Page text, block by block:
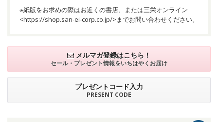
※紙版をお求めの際はお近くの書店、または三栄オンライン
<https://shop.san-ei-corp.co.jp/>までお問い合わせください。
メルマガ登録はこちら！
セール・プレゼント情報をいちはやくお届け
プレゼントコード入力
PRESENT CODE